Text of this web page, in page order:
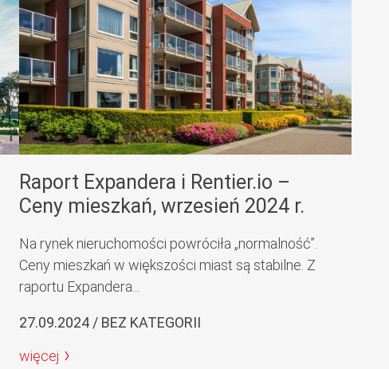
Raport Expandera i Rentier.io –
Ceny mieszkań, wrzesień 2024 r.
Na rynek nieruchomości powróciła „normalność”.
Ceny mieszkań w większości miast są stabilne. Z
raportu Expandera...
27.09.2024 / BEZ KATEGORII
więcej